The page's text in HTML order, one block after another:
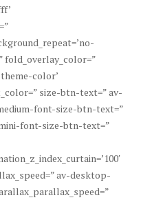
fold_overlay_color=”
color’
size-btn-text=” av-
font-size-btn-text=”
font-size-btn-text=”
av-desktop-